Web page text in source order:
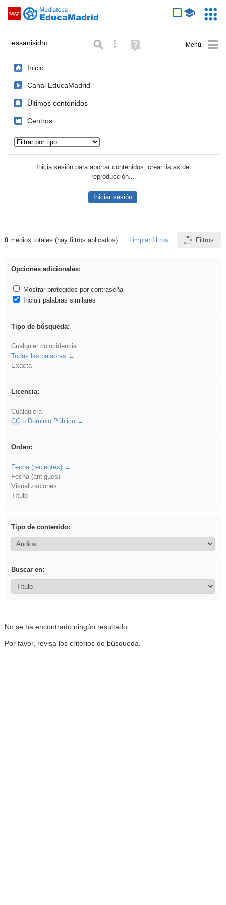
Saltar navegación
Palabra o frase: Búsqueda avanzada
Ayuda
(en
Inicio
Canal EducaMadrid
Últimos contenidos
Centros
Inicia sesión para aportar contenidos, crear listas de
reproducción...
Iniciar sesión
Resultados de: iessanisidro
0medios totales (hay filtros aplicados) Limpiar filtros Filtros
Opciones adicionales:
Mostrar protegidos por contraseña
Incluir palabras similares
Tipo de búsqueda:
Cualquier coincidencia
Todas las palabras
Exacta
Licencia:
Cualquiera
CCo Dominio Público
Orden:
Fecha (recientes)
Fecha (antiguos)
Visualizaciones
Título
Tipo de contenido:
Buscar en:
No se ha encontrado ningún resultado.
Por favor, revisa los criterios de búsqueda.